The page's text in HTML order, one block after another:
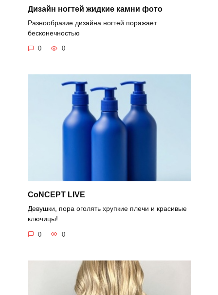
Дизайн ногтей жидкие камни фото
Разнообразие дизайна ногтей поражает
бесконечностью
0 0
CoNCEPT LIVE
Девушки, пора оголять хрупкие плечи и красивые
ключицы!
0 0